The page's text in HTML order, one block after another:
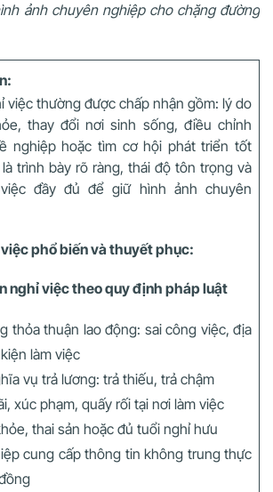
ảnh chuyên nghiệp cho chặng đường
việc thường được chấp nhận gồm: lý do
thay đổi nơi sinh sống, điều chỉnh
nghiệp hoặc tìm cơ hội phát triển tốt
trình bày rõ ràng, thái độ tôn trọng và
đầy đủ để giữ hình ảnh chuyên
phổ biến và thuyết phục:
nghỉ việc theo quy định pháp luật
thỏa thuận lao động: sai công việc, địa
làm việc
vụ trả lương: trả thiếu, trả chậm
xúc phạm, quấy rối tại nơi làm việc
thai sản hoặc đủ tuổi nghỉ hưu
cung cấp thông tin không trung thực